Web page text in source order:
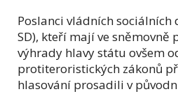
Poslanci vládních sociálních
SD), kteří mají ve sněmovně
výhrady hlavy státu ovšem
protiteroristických zákonů
hlasování prosadili v